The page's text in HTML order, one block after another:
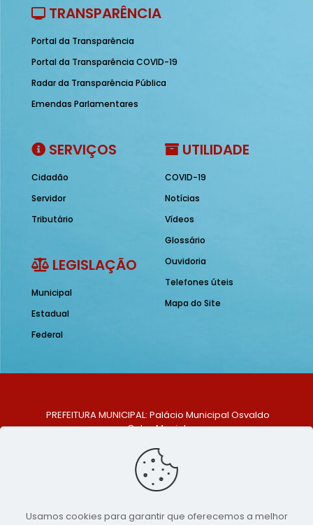
TRANSPARÊNCIA
Portal da Transparência
Portal da Transparência COVID-19
Radar da Transparência Pública
Emendas Parlamentares
SERVIÇOS
Cidadão
Servidor
Tributário
LEGISLAÇÃO
Municipal
Estadual
Federal
UTILIDADE
COVID-19
Notícias
Vídeos
Glossário
Ouvidoria
Telefones úteis
Mapa do Site
PREFEITURA MUNICIPAL: Palácio Municipal Osvaldo
Celso Maciel
Centro, São Bento do Una - PE. CEP: 553370-128
TELEFONE: (81) 99548-1569
E-MAIL: ouvidoria@saobentodouna.pe.gov.br
Usamos cookies para garantir que oferecemos a melhor